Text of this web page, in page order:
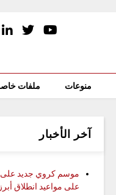
منوعات ملفات
آخر الأخبار
موسم كروي جديد على
على مواعيد انطلاق